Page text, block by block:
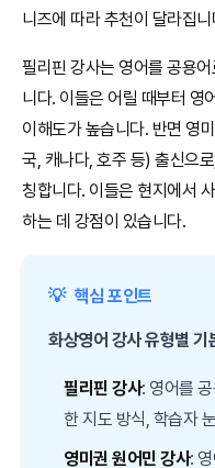
니즈에 따라 추천이 달라집니
필리핀 강사는 영어를 공용
니다. 이들은 어릴 때부터 영
이해도가 높습니다. 반면 영
국, 캐나다, 호주 등) 출신으
칭합니다. 이들은 현지에서
하는 데 강점이 있습니다.
💡 핵심 포인트
화상영어 강사 유형별 기
필리핀 강사: 영어를
한 지도 방식, 학습자
영미권 원어민 강사: